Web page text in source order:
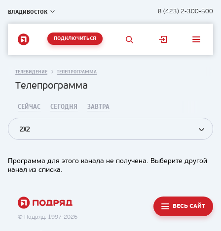
ВЛАДИВОСТОК 8 (423) 2-300-500
ПОДКЛЮЧИТЬСЯ
ТЕЛЕВИДЕНИЕ ТЕЛЕПРОГРАММА
Телепрограмма
СЕЙЧАС СЕГОДНЯ ЗАВТРА
2X2
Программа для этого канала не получена. Выберите другой
канал из списка.
© Подряд, 1997-2026
ВЕСЬ САЙТ